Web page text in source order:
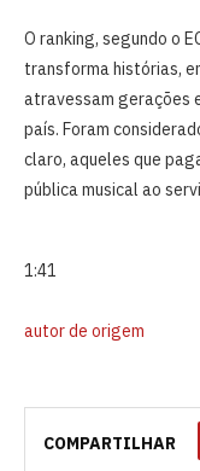
O ranking, segundo o
transforma histórias,
atravessam gerações
país. Foram
claro, aqueles que
pública musical ao
1:41
autor de origem
COMPARTILHAR